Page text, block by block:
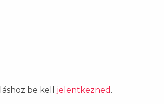
be kell jelentkezned .